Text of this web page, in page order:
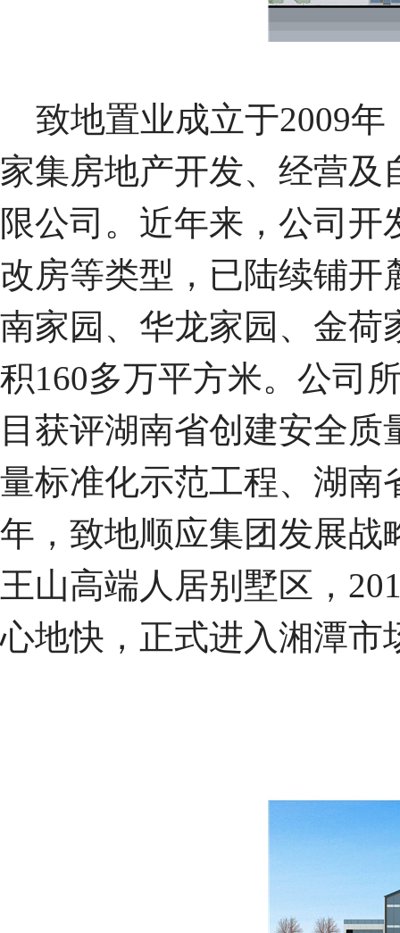
致地置业成立于2009年
家集房地产开发、经营
限公司。近年来，公司
改房等类型，已陆续铺开
南家园、华龙家园、金荷
积160多万平方米。公司
目获评湖南省创建安全
量标准化示范工程、湖南
年，致地顺应集团发展战
王山高端人居别墅区，
心地快，正式进入湘潭市